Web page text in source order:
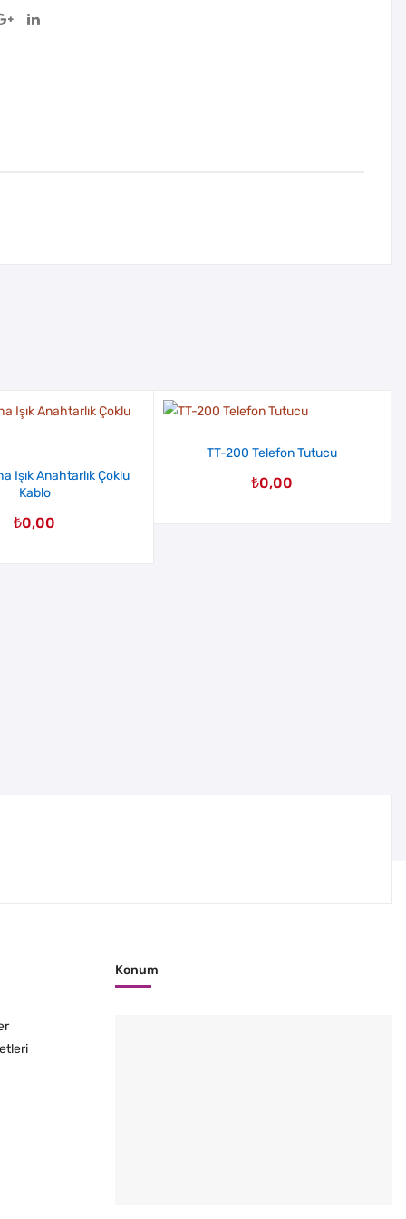
Işık Anahtarlık Çoklu
Kablo
₺0,00
TT-200 Telefon Tutucu
₺0,00
Konum